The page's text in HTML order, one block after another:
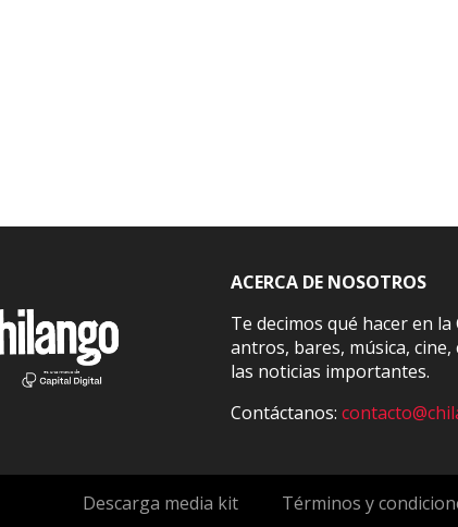
ACERCA DE NOSOTROS
Te decimos qué hacer en la
antros, bares, música,
las noticias importantes.
Contáctanos:
Descarga media kit Términos y